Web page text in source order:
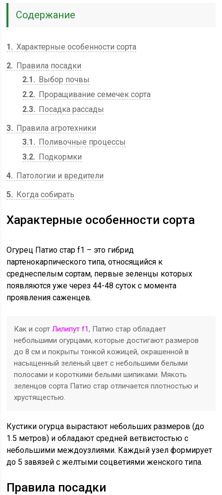
Содержание
1
Характерные особенности сорта
2
Правила посадки
2.1
Выбор почвы
2.2
Проращивание семечек сорта
2.3
Посадка рассады
3
Правила агротехники
3.1
Поливочные процессы
3.2
Подкормки
4
Патологии и вредители
5
Когда собирать
Характерные особенности сорта
Огурец Патио стар f1 – это гибрид
партенокарпического типа, относящийся к
среднеспелым сортам, первые зеленцы которых
появляются уже через 44-48 суток с момента
проявления саженцев.
Как и сортЛилипут f1, Патио стар обладает
небольшими огурцами, которые достигают размеров
до 8 см и покрыты тонкой кожицей, окрашенной в
насыщенный зеленый цвет с небольшими белыми
полосами и короткими белыми шипиками. Мякоть
зеленцов сорта Патио стар отличается плотностью и
хрустящестью.
Кустики огурца вырастают небольших размеров (до
1.5 метров) и обладают средней ветвистостью с
небольшими междоузлиями. Каждый узел формирует
до 5 завязей с желтыми соцветиями женского типа.
Правила посадки